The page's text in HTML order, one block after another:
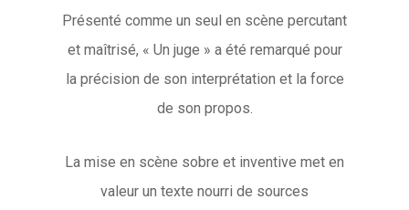
Présenté comme un seul en scène percutant
et maîtrisé, « Un juge » a été remarqué pour
la précision de son interprétation et la force
de son propos.
La mise en scène sobre et inventive met en
valeur un texte nourri de sources